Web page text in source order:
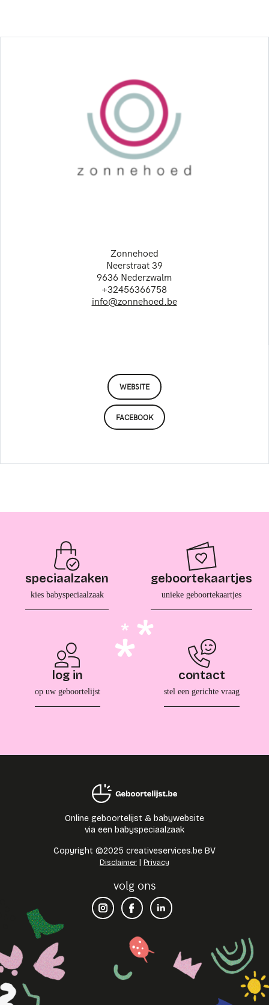
Zonnehoed
Neerstraat 39
9636 Nederzwalm
+32456366758
info@zonnehoed.be
WEBSITE
FACEBOOK
speciaalzaken
kies babyspeciaalzaak
geboortekaartjes
unieke geboortekaartjes
log in
op uw geboortelijst
contact
stel een gerichte vraag
Online geboortelijst & babywebsite
via een babyspeciaalzaak
Copyright ©2025 creativeservices.be BV
Disclaimer | Privacy
volg ons